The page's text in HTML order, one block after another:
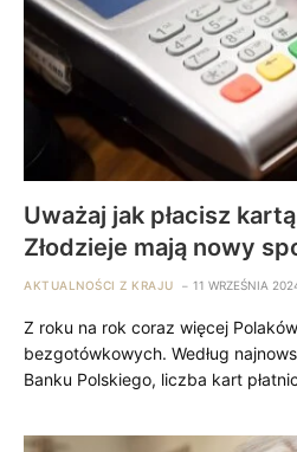
Uważaj jak płacisz
Złodzieje mają nowy
AKTUALNOŚCI Z KRAJU 11 WRZEŚNIA
Z roku na rok coraz więcej
bezgotówkowych. Według
Banku Polskiego, liczba kart